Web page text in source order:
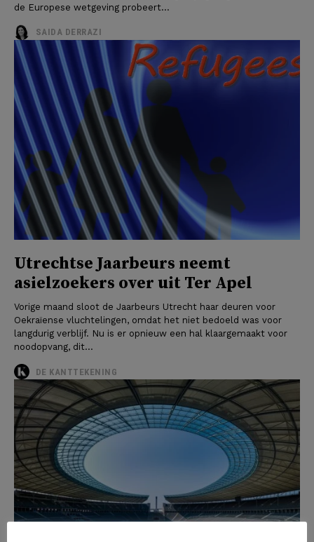
de Europese wetgeving probeert...
SAIDA DERRAZI
Utrechtse Jaarbeurs neemt
asielzoekers over uit Ter Apel
Vorige maand sloot de Jaarbeurs Utrecht haar deuren voor
Oekraïense vluchtelingen, omdat het niet bedoeld was voor
langdurig verblijf. Nu is er opnieuw een hal klaargemaakt voor
noodopvang, dit...
DE KANTTEKENING